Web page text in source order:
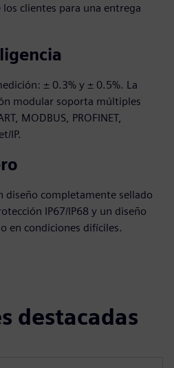
los clientes para una entrega
± 0.3% y ± 0.5%. La
modular soporta múltiples
MODBUS, PROFINET,
IP.
diseño completamente sellado
IP67/IP68 y un diseño
en condiciones difíciles.
destacadas